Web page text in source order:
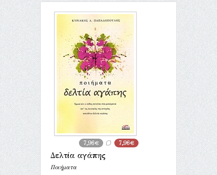
7,96€ 7,96€
Δελτία αγάπης
Ποιήματα